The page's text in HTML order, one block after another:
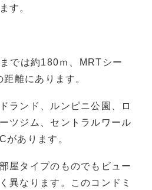
す。
では約180ｍ、MRTシー
離にあります。
ランド、ルンピニ公園、ロ
ツジム、セントラルワール
があります。
屋タイプのものでもビュー
異なります。このコンドミ